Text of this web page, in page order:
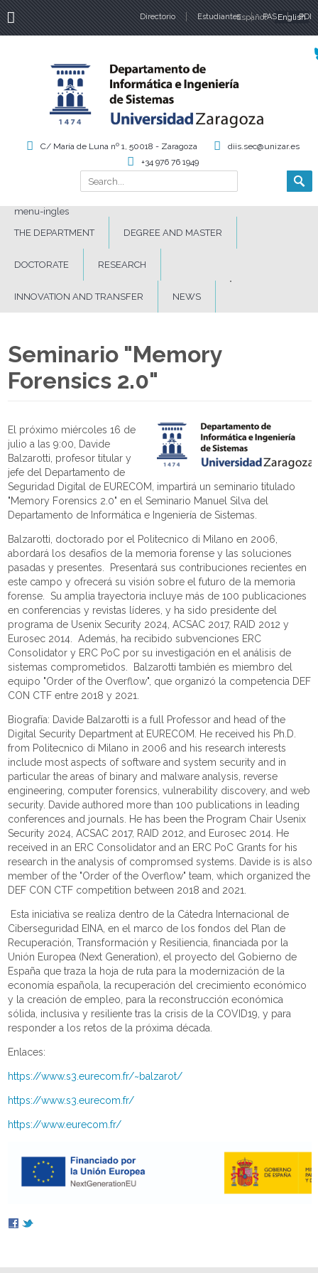
Directorio Estudiantes PAS PDI
Español English
Search form
Search
C/ María de Luna nº 1, 50018 - Zaragoza
diis.sec@unizar.es
+34 976 76 1949
menu-ingles
THE DEPARTMENT
DEGREE AND MASTER
DOCTORATE RESEARCH
INNOVATION AND TRANSFER NEWS
Seminario "Memory
Forensics 2.0"
El próximo miércoles 16 de
julio a las 9:00, Davide
Balzarotti, profesor titular y
jefe del Departamento de
Seguridad Digital de EURECOM, impartirá un seminario titulado
"Memory Forensics 2.0" en el Seminario Manuel Silva del
Departamento de Informática e Ingeniería de Sistemas.
Balzarotti, doctorado por el Politecnico di Milano en 2006,
abordará los desafíos de la memoria forense y las soluciones
pasadas y presentes. Presentará sus contribuciones recientes en
este campo y ofrecerá su visión sobre el futuro de la memoria
forense. Su amplia trayectoria incluye más de 100 publicaciones
en conferencias y revistas líderes, y ha sido presidente del
programa de Usenix Security 2024, ACSAC 2017, RAID 2012 y
Eurosec 2014. Además, ha recibido subvenciones ERC
Consolidator y ERC PoC por su investigación en el análisis de
sistemas comprometidos. Balzarotti también es miembro del
equipo "Order of the Overflow", que organizó la competencia DEF
CON CTF entre 2018 y 2021.
Biografía: Davide Balzarotti is a full Professor and head of the
Digital Security Department at EURECOM. He received his Ph.D.
from Politecnico di Milano in 2006 and his research interests
include most aspects of software and system security and in
particular the areas of binary and malware analysis, reverse
engineering, computer forensics, vulnerability discovery, and web
security. Davide authored more than 100 publications in leading
conferences and journals. He has been the Program Chair Usenix
Security 2024, ACSAC 2017, RAID 2012, and Eurosec 2014. He
received in an ERC Consolidator and an ERC PoC Grants for his
research in the analysis of compromsed systems. Davide is is also
member of the "Order of the Overflow" team, which organized the
DEF CON CTF competition between 2018 and 2021.
Esta iniciativa se realiza dentro de la Cátedra Internacional de
Ciberseguridad EINA, en el marco de los fondos del Plan de
Recuperación, Transformación y Resiliencia, financiada por la
Unión Europea (Next Generation), el proyecto del Gobierno de
España que traza la hoja de ruta para la modernización de la
economía española, la recuperación del crecimiento económico
y la creación de empleo, para la reconstrucción económica
sólida, inclusiva y resiliente tras la crisis de la COVID19, y para
responder a los retos de la próxima década.
Enlaces:
https://www.s3.eurecom.fr/~balzarot/
https://www.s3.eurecom.fr/
https://www.eurecom.fr/